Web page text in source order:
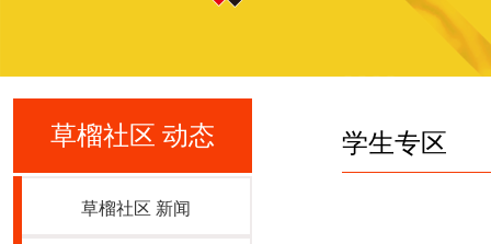
草榴社区 动态
草榴社区 新闻
学生专区